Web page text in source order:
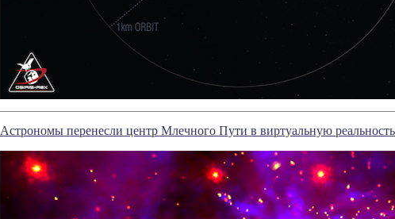
Астрономы перенесли центр Млечного Пути в виртуальную реальность